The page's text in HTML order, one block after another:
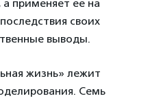
применяет ее на
своих
выводы.
жизнь» лежит
Семь